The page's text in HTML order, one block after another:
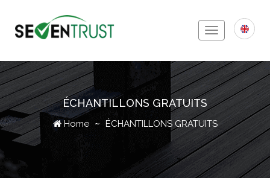
Toggle
navigation
ÉCHANTILLONS GRATUITS
Icon
Home ÉCHANTILLONS GRATUITS